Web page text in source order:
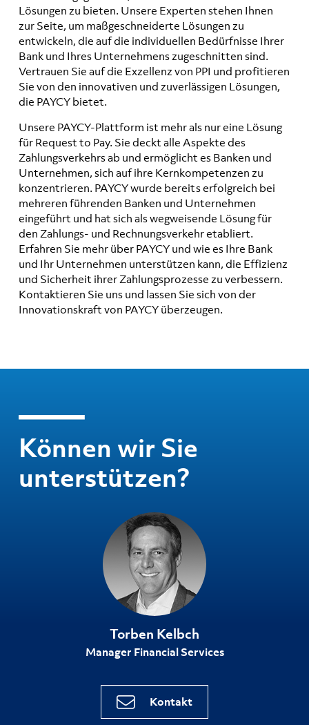
Lösungen zu bieten. Unsere Experten stehen Ihnen
zur Seite, um maßgeschneiderte Lösungen zu
entwickeln, die auf die individuellen Bedürfnisse Ihrer
Bank und Ihres Unternehmens zugeschnitten sind.
Vertrauen Sie auf die Exzellenz von PPI und profitieren
Sie von den innovativen und zuverlässigen Lösungen,
die PAYCY bietet.
Unsere PAYCY-Plattform ist mehr als nur eine Lösung
für Request to Pay. Sie deckt alle Aspekte des
Zahlungsverkehrs ab und ermöglicht es Banken und
Unternehmen, sich auf ihre Kernkompetenzen zu
konzentrieren. PAYCY wurde bereits erfolgreich bei
mehreren führenden Banken und Unternehmen
eingeführt und hat sich als wegweisende Lösung für
den Zahlungs- und Rechnungsverkehr etabliert.
Erfahren Sie mehr über PAYCY und wie es Ihre Bank
und Ihr Unternehmen unterstützen kann, die Effizienz
und Sicherheit ihrer Zahlungsprozesse zu verbessern.
Kontaktieren Sie uns und lassen Sie sich von der
Innovationskraft von PAYCY überzeugen.
Können wir Sie
unterstützen?
Torben Kelbch
Manager Financial Services
Kontakt